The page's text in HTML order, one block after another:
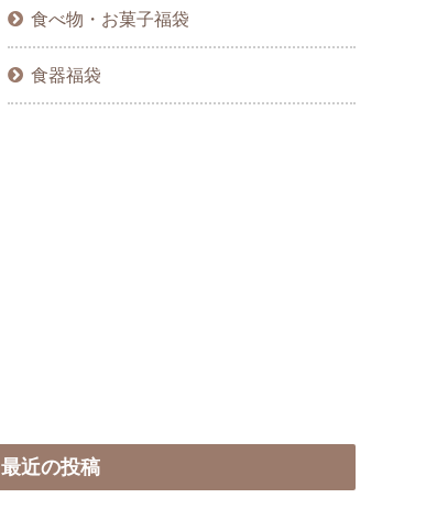
食べ物・お菓子福袋
食器福袋
最近の投稿